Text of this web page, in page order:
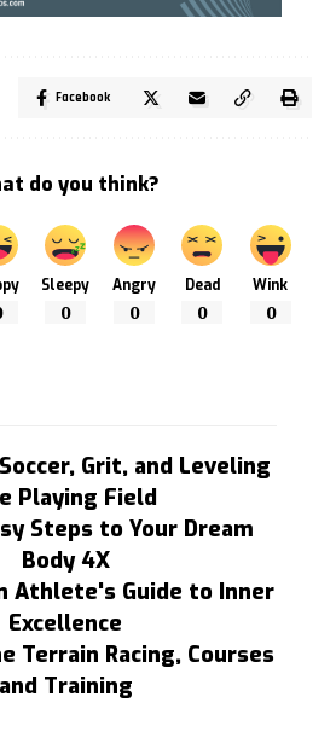
Facebook
do you think?
Sleepy
0
Angry
0
Dead
0
Wink
0
Grit, and Leveling
Playing Field
Steps to Your Dream
Body 4X
Athlete's Guide to Inner
Excellence
Terrain Racing, Courses
and Training